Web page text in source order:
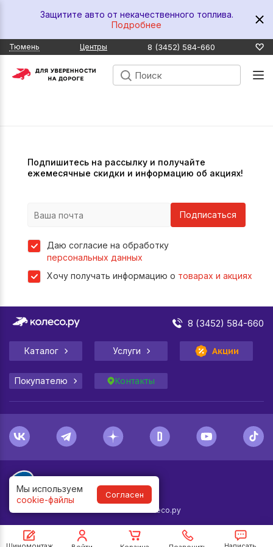
Мы используем
cookie-файлы
Согласен
Защитите авто от некачественного топлива.
Подробнее
Тюмень Центры 8 (3452) 584-660
Подпишитесь на рассылку и получайте
ежемесячные скидки и информацию об акциях!
Подписаться
Даю согласие на обработку
персональных данных
Хочу получать информацию о товарах и акциях
8 (3452) 584-660
Каталог Услуги Акции
Покупателю Контакты
© Колесо.ру